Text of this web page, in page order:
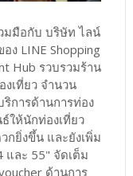
มมือกับ บริษัท ไลน์
ง LINE Shopping
Hub รวบรวมร้าน
เที่ยว จำนวน
ริการด้านการท่อง
ให้นักท่องเที่ยว
กยิ่งขึ้น และยังเพิ่ม
และ 55" จัดเต็ม
ด้านการ